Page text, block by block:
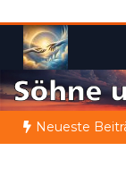
Inhalt
springen
Neueste
die Kraft und die